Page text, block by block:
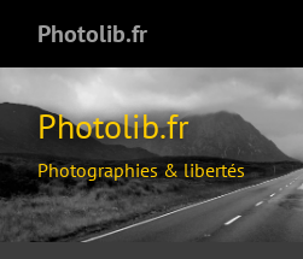
Photolib.fr
Photolib.fr
Photographies & libertés